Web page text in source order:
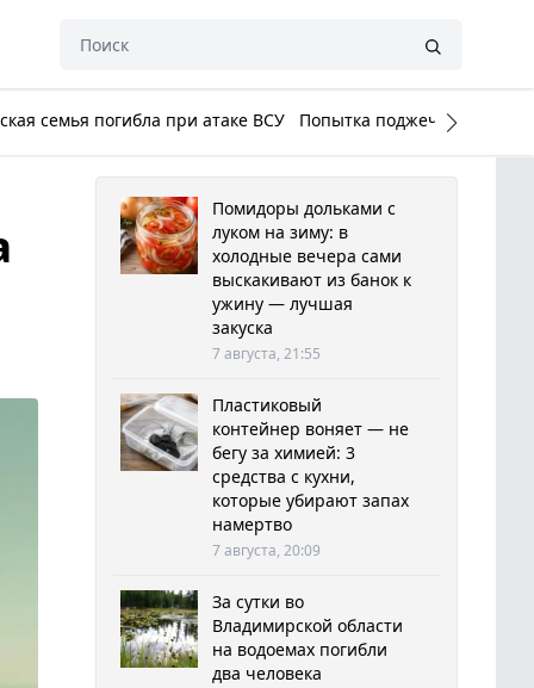
семья погибла при атаке ВСУ Попытка поджечь Белый
Помидоры дольками с
луком на зиму: в
холодные вечера сами
выскакивают из банок к
ужину — лучшая
закуска
7 августа, 21:55
Пластиковый
контейнер воняет — не
бегу за химией: 3
средства с кухни,
которые убирают запах
намертво
7 августа, 20:09
За сутки во
Владимирской области
на водоемах погибли
два человека